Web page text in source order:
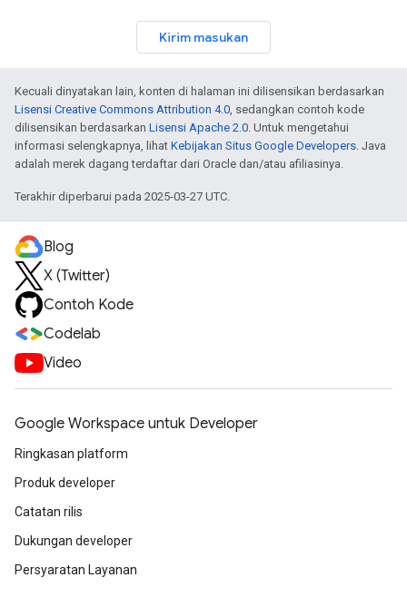
Kirim masukan
Kecuali dinyatakan lain, konten di halaman ini dilisensikan berdasarkan
Lisensi Creative Commons Attribution 4.0, sedangkan contoh kode
dilisensikan berdasarkan Lisensi Apache 2.0. Untuk mengetahui
informasi selengkapnya, lihat Kebijakan Situs Google Developers. Java
adalah merek dagang terdaftar dari Oracle dan/atau afiliasinya.
Terakhir diperbarui pada 2025-03-27 UTC.
Blog
X (Twitter)
Contoh Kode
Codelab
Video
Google Workspace untuk Developer
Ringkasan platform
Produk developer
Catatan rilis
Dukungan developer
Persyaratan Layanan